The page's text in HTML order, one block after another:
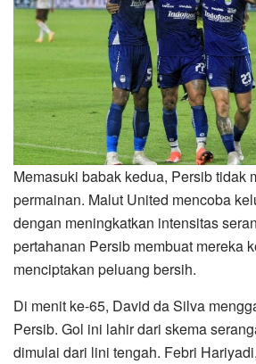
Memasuki babak kedua, Persib tidak
permainan. Malut United mencoba
dengan meningkatkan intensitas
pertahanan Persib membuat mereka
menciptakan peluang bersih.
Di menit ke-65, David da Silva
Persib. Gol ini lahir dari skema
dimulai dari lini tengah. Febri